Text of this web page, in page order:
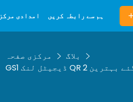
امدادی مرکز ہم سے رابطہ کریں
مرکزی صفحہ
بلاگ